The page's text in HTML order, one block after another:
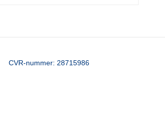
CVR-nummer: 28715986